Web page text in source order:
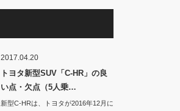
2017.04.20
トヨタ新型SUV「C-HR」の良
い点・欠点（5人乗…
新型C-HRは、トヨタが2016年12月に